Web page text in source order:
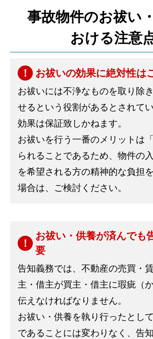
事故物件のお祓い
おける注意
お祓いの効果に絶対性は
お祓いには不浄なものを取り除
せるという役割があるとされて
効果は保証致しかねます。
お祓いを行う一番のメリットは
られることであるため、物件の
を希望される方の精神的な負担
場合は、ご検討ください。
お祓い・供養が済んでも
要
告知義務では、不動産の売買・
主・借主が買主・借主に瑕疵（
伝えなければなりません。
お祓い・供養を執り行ったとし
であることには変わりなく、告